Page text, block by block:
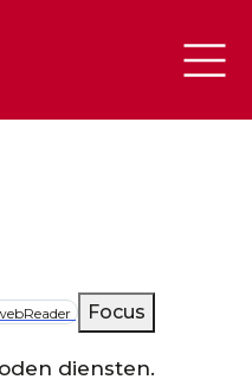
Focus
diensten.